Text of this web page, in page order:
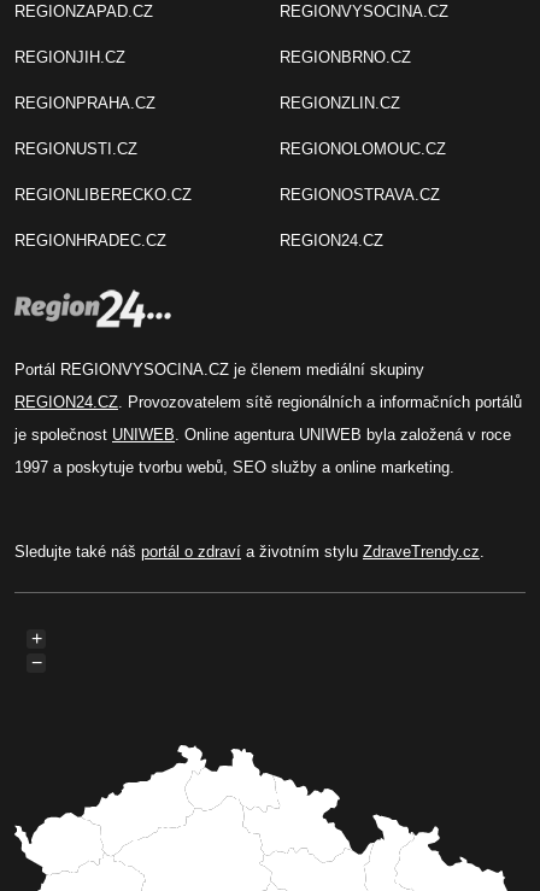
REGIONZAPAD.CZ
REGIONJIH.CZ
REGIONPRAHA.CZ
REGIONUSTI.CZ
REGIONLIBERECKO.CZ
REGIONHRADEC.CZ
REGIONVYSOCINA.CZ
REGIONBRNO.CZ
REGIONZLIN.CZ
REGIONOLOMOUC.CZ
REGIONOSTRAVA.CZ
REGION24.CZ
Portál REGIONVYSOCINA.CZ je členem mediální skupiny
REGION24.CZ . Provozovatelem sítě regionálních a informačních portálů
je společnost UNIWEB . Online agentura UNIWEB byla založená v roce
1997 a poskytuje tvorbu webů, SEO služby a online marketing.
Sledujte také náš portál o zdraví a životním stylu ZdraveTrendy.cz
+
−